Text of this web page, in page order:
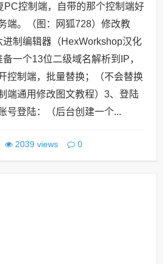
PC控制端，自带的那个控制端好
端。（图：网狐728）修改教
制编辑器（HexWorkshop汉化
一个13位二级域名解析到IP，
控制端，批量替换；（不会替换
端通用修改图文教程）3、登陆
号登陆：（后台创建一个...
2039 views 0